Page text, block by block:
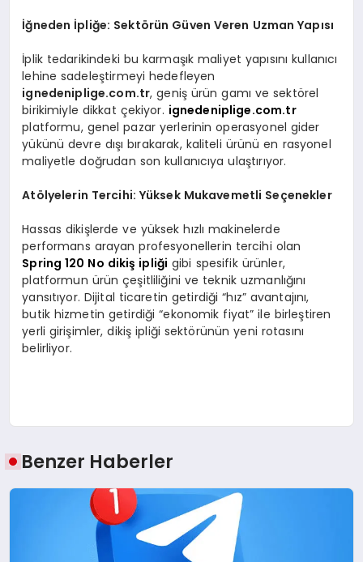
İğneden İpliğe: Sektörün Güven Veren Uzman Yapısı
İplik tedarikindeki bu karmaşık maliyet yapısını kullanıcı
lehine sadeleştirmeyi hedefleyen
ignedeniplige.com.tr, geniş ürün gamı ve sektörel
birikimiyle dikkat çekiyor. ignedeniplige.com.tr
platformu, genel pazar yerlerinin operasyonel gider
yükünü devre dışı bırakarak, kaliteli ürünü en rasyonel
maliyetle doğrudan son kullanıcıya ulaştırıyor.
Atölyelerin Tercihi: Yüksek Mukavemetli Seçenekler
Hassas dikişlerde ve yüksek hızlı makinelerde
performans arayan profesyonellerin tercihi olan
Spring 120 No dikiş ipliği gibi spesifik ürünler,
platformun ürün çeşitliliğini ve teknik uzmanlığını
yansıtıyor. Dijital ticaretin getirdiği “hız” avantajını,
butik hizmetin getirdiği “ekonomik fiyat” ile birleştiren
yerli girişimler, dikiş ipliği sektörünün yeni rotasını
belirliyor.
Benzer Haberler